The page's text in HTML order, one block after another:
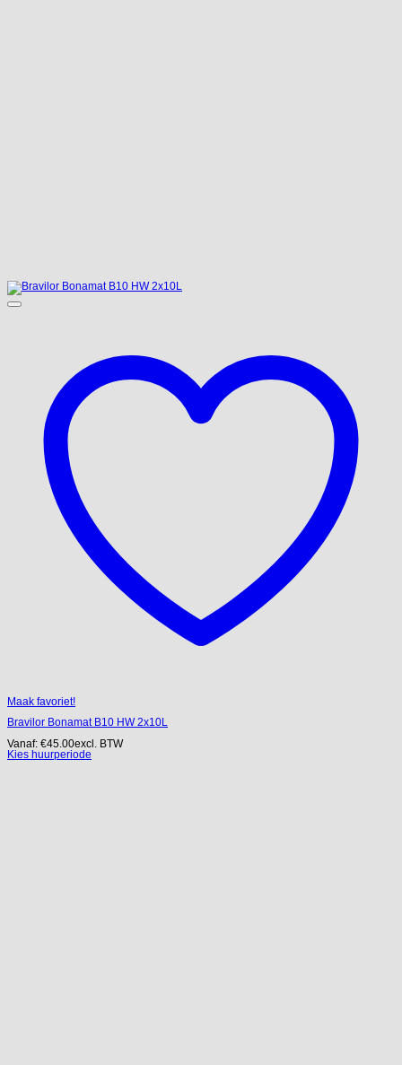
Maak favoriet!
Bravilor Bonamat B10 HW 2x10L
Vanaf: €45.00excl. BTW
Kies huurperiode